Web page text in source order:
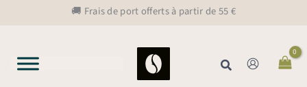
🚚 Frais de port offerts à partir de 55 €
Rechercher